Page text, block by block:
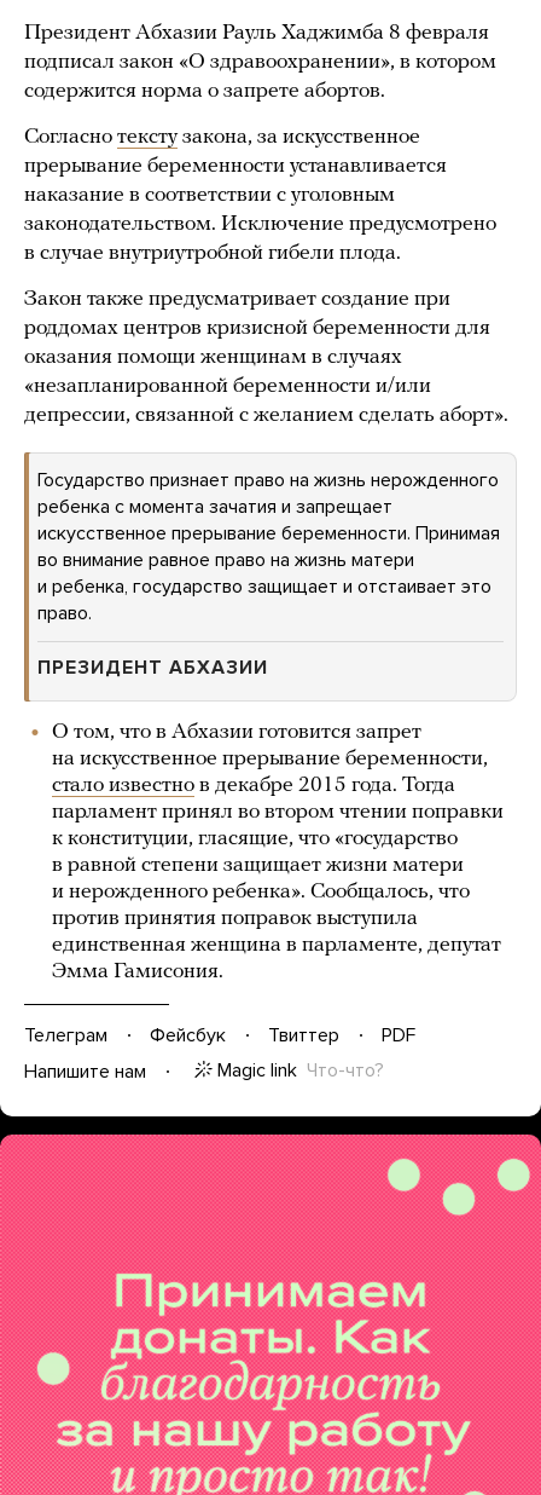
Президент Абхазии Рауль Хаджимба 8 февраля
подписал закон «О здравоохранении», в котором
содержится норма о запрете абортов.
Согласно текстузакона, за искусственное
прерывание беременности устанавливается
наказание в соответствии с уголовным
законодательством. Исключение предусмотрено
в случае внутриутробной гибели плода.
Закон также предусматривает создание при
роддомах центров кризисной беременности для
оказания помощи женщинам в случаях
«незапланированной беременности и/или
депрессии, связанной с желанием сделать аборт».
Государство признает право на жизнь нерожденного
ребенка с момента зачатия и запрещает
искусственное прерывание беременности. Принимая
во внимание равное право на жизнь матери
и ребенка, государство защищает и отстаивает это
право.
ПРЕЗИДЕНТ АБХАЗИИ
О том, что в Абхазии готовится запрет
на искусственное прерывание беременности,
стало известно в декабре 2015 года. Тогда
парламент принял во втором чтении поправки
к конституции, гласящие, что «государство
в равной степени защищает жизни матери
и нерожденного ребенка». Сообщалось, что
против принятия поправок выступила
единственная женщина в парламенте, депутат
Эмма Гамисония.
Телеграм Фейсбук Твиттер
PDF
Напишите нам
Magic link Что-что?